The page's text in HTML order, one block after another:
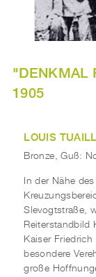
"DENKMAL
1905
LOUIS
Bronze, Guß:
In der Nähe
Slevogtstraße,
Reiterstandbild
Kaiser
besondere
große